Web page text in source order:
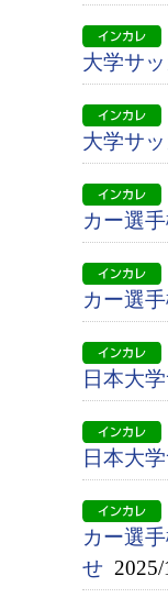
大学サ
大学サ
カー選
カー選
日本大
日本大
カー選
せ